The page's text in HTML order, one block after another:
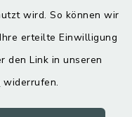
wird. So können wir
erteilte Einwilligung
den Link in unseren
widerrufen.